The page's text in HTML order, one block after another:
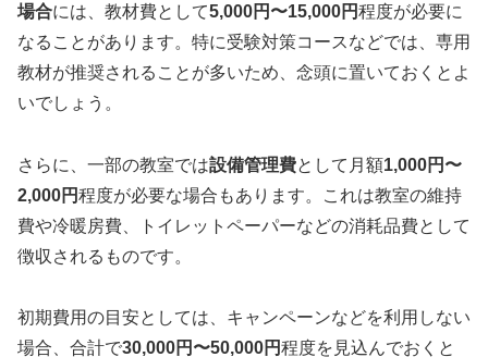
場合には、教材費として5,000円〜15,000円程度が必要に
なることがあります。特に受験対策コースなどでは、専用
教材が推奨されることが多いため、念頭に置いておくとよ
いでしょう。
さらに、一部の教室では設備管理費として月額1,000円〜
2,000円程度が必要な場合もあります。これは教室の維持
費や冷暖房費、トイレットペーパーなどの消耗品費として
徴収されるものです。
初期費用の目安としては、キャンペーンなどを利用しない
場合、合計で30,000円〜50,000円程度を見込んでおくと